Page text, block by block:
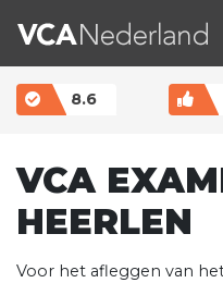
MAIN NAVIGATION
8.6
VCA
HEERLEN
Voor het afleggen van